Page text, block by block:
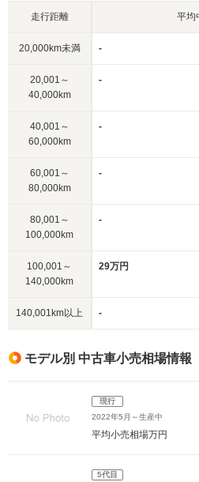
走行距離 平均
20,000km未満 -
20,001～
40,000km
-
40,001～
60,000km
-
60,001～
80,000km
-
80,001～
100,000km
-
100,001～
140,000km
29万円
140,001km以上 -
モデル別 中古車小売相場情報
現行
2022年5月～生産中
平均小売相場万円
5代目